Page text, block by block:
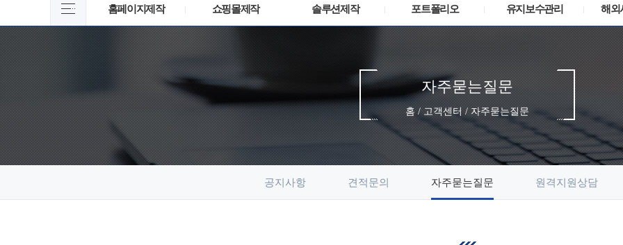
홈페이지제작 쇼핑몰제작 솔루션제작 포트폴리오 유지보수관리 해외
자주묻는질문
홈 / 고객센터 / 자주묻는질문
공지사항 견적문의 자주묻는질문 원격지원상담